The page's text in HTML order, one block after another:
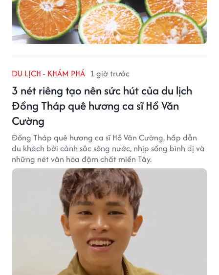
DU LỊCH - KHÁM PHÁ 1 giờ trước
3 nét riêng tạo nên sức hút của du lịch
Đồng Tháp quê hương ca sĩ Hồ Văn
Cường
Đồng Tháp quê hương ca sĩ Hồ Văn Cường, hấp dẫn
du khách bởi cảnh sắc sông nước, nhịp sống bình dị và
những nét văn hóa đậm chất miền Tây.